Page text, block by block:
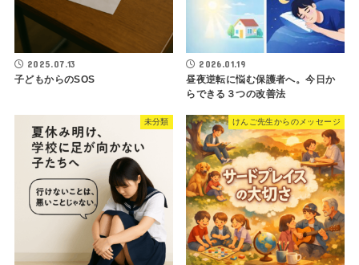
2025.07.13
子どもからのSOS
2026.01.19
昼夜逆転に悩む保護者へ。今日か
らできる３つの改善法
未分類 けんご先生からのメッセージ